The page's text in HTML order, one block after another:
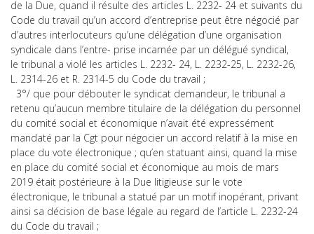
de la Due, quand il résulte des articles L. 2232- 24 et suivants du
Code du travail qu’un accord d’entreprise peut être négocié par
d’autres interlocuteurs qu’une délégation d’une organisation
syndicale dans l’entre- prise incarnée par un délégué syndical,
le tribunal a violé les articles L. 2232- 24, L. 2232-25, L. 2232-26,
L. 2314-26 et R. 2314-5 du Code du travail ;
3°/ que pour débouter le syndicat demandeur, le tribunal a
retenu qu’aucun membre titulaire de la délégation du personnel
du comité social et économique n’avait été expressément
mandaté par la Cgt pour négocier un accord relatif à la mise en
place du vote électronique ; qu’en statuant ainsi, quand la mise
en place du comité social et économique au mois de mars
2019 était postérieure à la Due litigieuse sur le vote
électronique, le tribunal a statué par un motif inopérant, privant
ainsi sa décision de base légale au regard de l’article L. 2232-24
du Code du travail ;